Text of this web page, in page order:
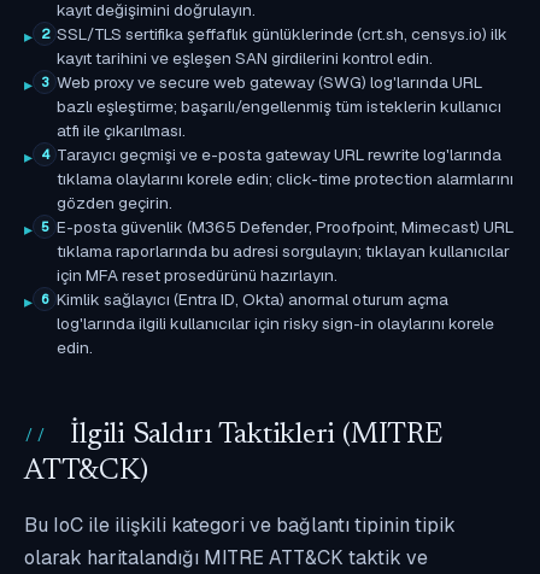
kayıt değişimini doğrulayın.
2 SSL/TLS sertifika şeffaflık günlüklerinde (crt.sh, censys.io) ilk
kayıt tarihini ve eşleşen SAN girdilerini kontrol edin.
3 Web proxy ve secure web gateway (SWG) log'larında URL
bazlı eşleştirme; başarılı/engellenmiş tüm isteklerin kullanıcı
atfı ile çıkarılması.
4 Tarayıcı geçmişi ve e-posta gateway URL rewrite log'larında
tıklama olaylarını korele edin; click-time protection alarmlarını
gözden geçirin.
5 E-posta güvenlik (M365 Defender, Proofpoint, Mimecast) URL
tıklama raporlarında bu adresi sorgulayın; tıklayan kullanıcılar
için MFA reset prosedürünü hazırlayın.
6 Kimlik sağlayıcı (Entra ID, Okta) anormal oturum açma
log'larında ilgili kullanıcılar için risky sign-in olaylarını korele
edin.
İlgili Saldırı Taktikleri (MITRE
ATT&CK)
Bu IoC ile ilişkili kategori ve bağlantı tipinin tipik
olarak haritalandığı MITRE ATT&CK taktik ve